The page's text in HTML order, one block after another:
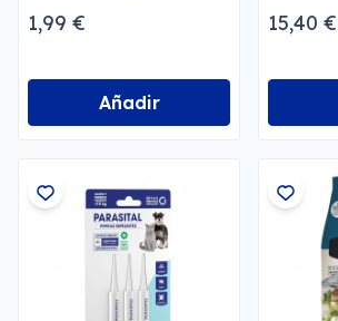
1,99 €
Añadir
15,40 €